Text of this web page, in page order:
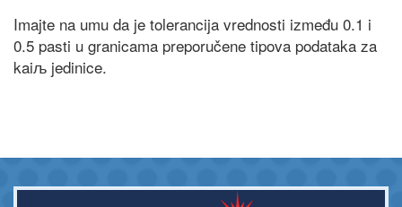
Imajte na umu da je tolerancija vrednosti između 0.1 i
0.5 pasti u granicama preporučene tipova podataka za
kaiљ jedinice.